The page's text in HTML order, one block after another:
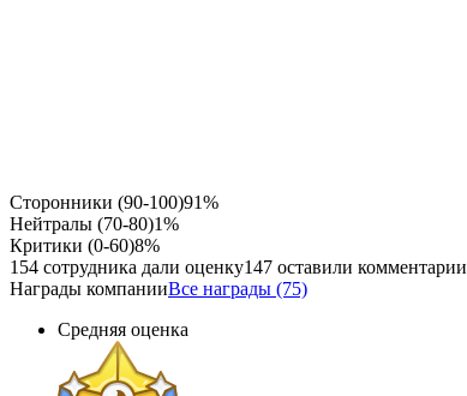
Сторонники (90-100)91%
Нейтралы (70-80)1%
Критики (0-60)8%
154 сотрудника дали оценку147 оставили комментарии
Награды компанииВсе награды (75)
Средняя оценка